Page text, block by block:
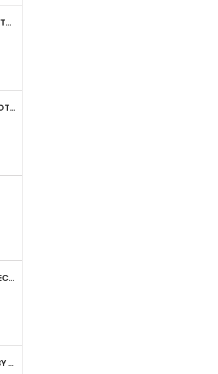
GERBEUR MANUEL TOR CTY-EH 1,5T/1,6M FOURCHES RÉGLABLES 320-770 MM
PATIN ROULEUR ROTATIVE WCRP-5, CAPACITÉ DE CHARGE 4T
TRANSPALETTE ÉLECTRIQUE EPT 15H : 1500KG/1150MM X 550MM
TRANSPALETTE CBY 2,5T AVEC BALANCE